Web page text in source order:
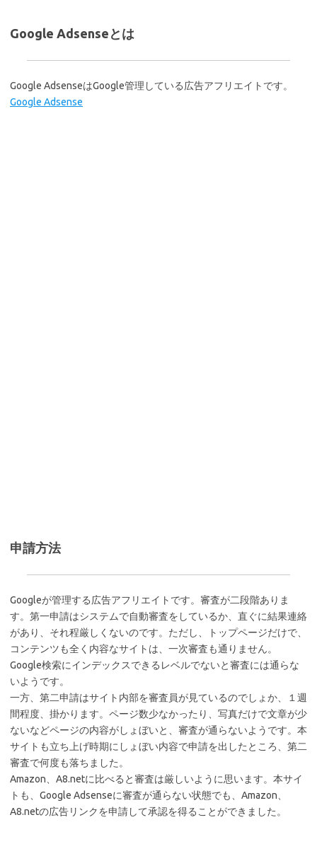
Google Adsenseとは
Google AdsenseはGoogle管理している広告アフリエイトです。
Google Adsense
申請方法
Googleが管理する広告アフリエイトです。審査が二段階ありま
す。第一申請はシステムで自動審査をしているか、直ぐに結果連絡
があり、それ程厳しくないのです。ただし、トップページだけで、
コンテンツも全く内容なサイトは、一次審査も通りません。
Google検索にインデックスできるレベルでないと審査には通らな
いようです。
一方、第二申請はサイト内部を審査員が見ているのでしょか、１週
間程度、掛かります。ページ数少なかったり、写真だけで文章が少
ないなどページの内容がしょぼいと、審査が通らないようです。本
サイトも立ち上げ時期にしょぼい内容で申請を出したところ、第二
審査で何度も落ちました。
Amazon、A8.netに比べると審査は厳しいように思います。本サイ
トも、Google Adsenseに審査が通らない状態でも、Amazon、
A8.netの広告リンクを申請して承認を得ることができました。